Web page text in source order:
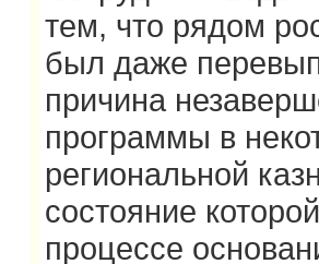
тем, что рядом
был даже
причина
программы в
региональной
состояние
процессе